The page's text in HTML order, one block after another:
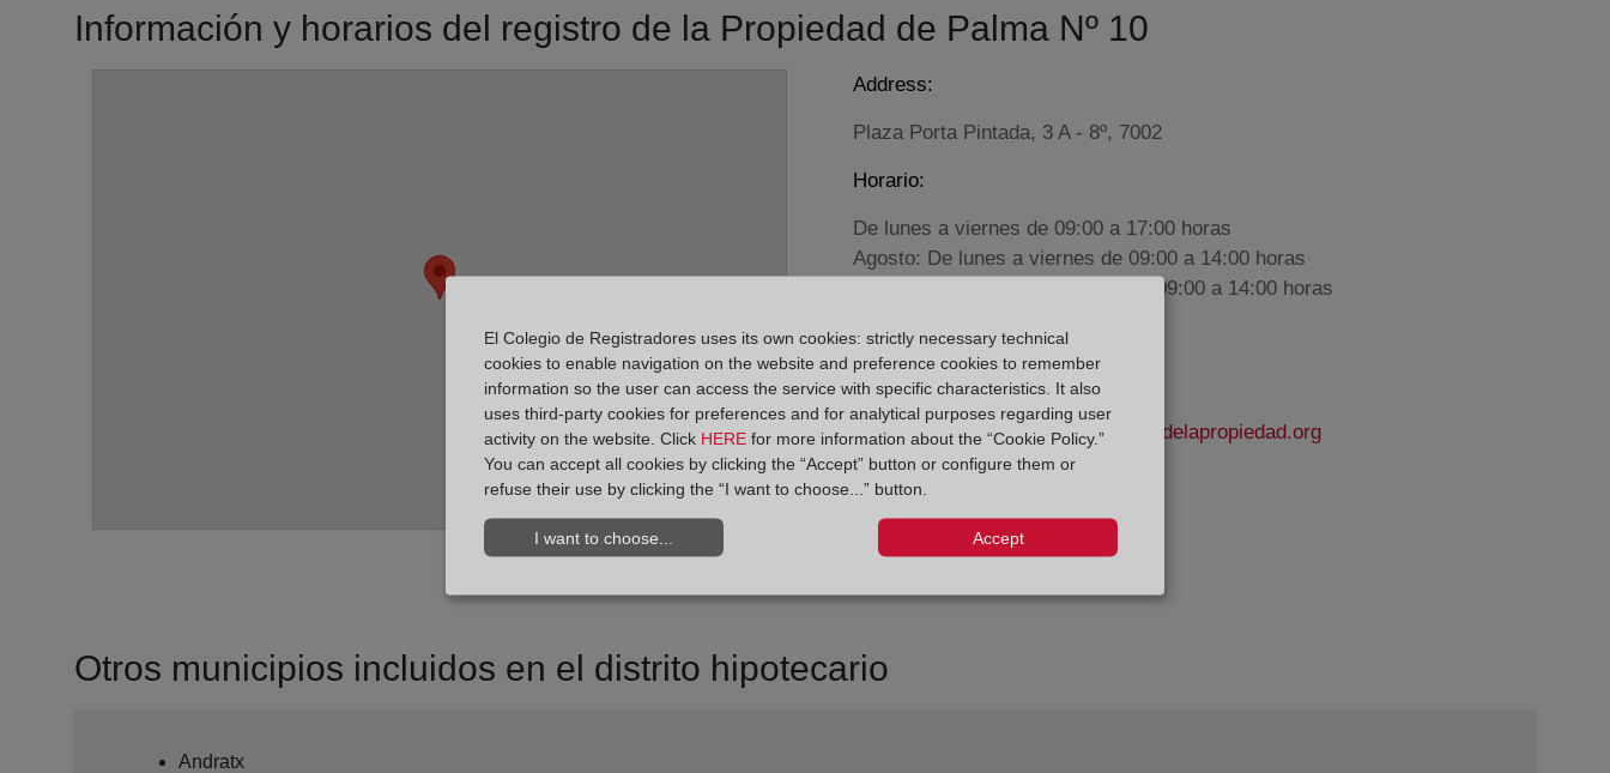
Información y horarios del registro de la Propiedad de Palma Nº 10
Address:
Plaza Porta Pintada, 3 A - 8º, 7002
Horario:
De lunes a viernes de 09:00 a 17:00 horas
Agosto: De lunes a viernes de 09:00 a 14:00 horas
Los días 24 y 31 de diciembre de 09:00 a 14:00 horas
Datos de contacto:
(971) 42 52 48
palmademallorca10@registrodelapropiedad.org
Datos del Registrador:
Delegado de Protección de Datos:
Otros municipios incluidos en el distrito hipotecario
Andratx
El Colegio de Registradores uses its own cookies: strictly necessary technical
cookies to enable navigation on the website and preference cookies to remember
information so the user can access the service with specific characteristics. It also
uses third-party cookies for preferences and for analytical purposes regarding user
activity on the website. Click HERE for more information about the “Cookie Policy.”
You can accept all cookies by clicking the “Accept” button or configure them or
refuse their use by clicking the “I want to choose...” button.
I want to choose... Accept